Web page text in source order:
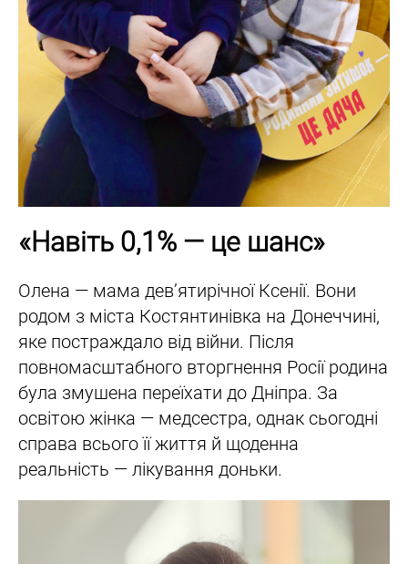
«Навіть 0,1% — це шанс»
Олена — мама дев’ятирічної Ксенії. Вони
родом з міста Костянтинівка на Донеччині,
яке постраждало від війни. Після
повномасштабного вторгнення Росії родина
була змушена переїхати до Дніпра. За
освітою жінка — медсестра, однак сьогодні
справа всього її життя й щоденна
реальність — лікування доньки.